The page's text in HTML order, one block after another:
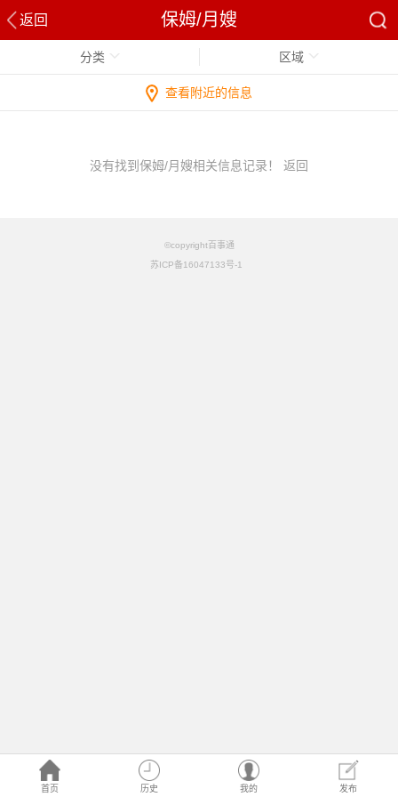
返回 保姆/月嫂
首页 历史 我的 发布
分类 区域
查看附近的信息
没有找到保姆/月嫂相关信息记录！ 返回
©copyright百事通
苏ICP备16047133号-1